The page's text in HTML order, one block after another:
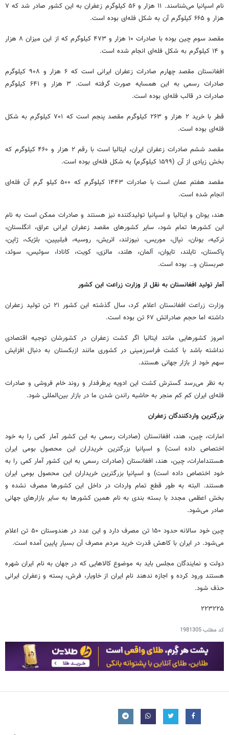
نام اسپانیا می‌شناسند. ۱۱ هزار و ۵۶ کیلوگرم زعفران به این کشور صادر شد که ۷
هزار و ۶۶۵ کیلوگرم آن به شکل فله‌ای بوده است.
مقصد سوم چین بوده با صادرات ۱۰ هزار و ۴۷۳ کیلوگرم که از این میزان ۸ هزار
و ۱۴ کیلوگرم به شکل فله‌ای انجام شده است.
افغانستان مقصد چهارم صادرات زعفران ایرانی است که ۶ هزار و ۹۰۸ کیلوگرم
صادرات رسمی به این همسایه صورت گرفته است. ۳ هزار و ۶۴۱ کیلوگرم
صادرات در قالب فله‌ای بوده است.
قطر با خرید ۲ هزار و ۲۶۳ کیلوگرم مقصد پنجم است که ۷۰۱ کیلوگرم به شکل
فله‌ای بوده است.
مقصد ششم صادرات زعفران ایران، ایتالیا است با رقم ۲ هزار و ۴۶۰ کیلوگرم که
بخش زیادی از آن (۱۵۹۹ کیلوگرم) به شکل فله‌ای بوده است.
مقصد هفتم عمان است با صادرات ۱۴۴۳ کیلوگرم که ۵۰۰ کیلو گرم آن فله‌ای
انجام شده است.
هند، یونان و ایتالیا و اسپانیا تولیدکننده نیز هستند و صادرات ممکن است به نام
این کشورها تمام شود، سایر کشورهای مقصد زعفران ایرانی عراق، انگلستان،
ترکیه، یونان، نپال، موریس، نیوزلند، اتریش، روسیه، فیلیپین، بلژیک، ژاپن،
پاکستان، تایلند، تایوان، آلمان، هلند، مالزی، کویت، کانادا، سوئیس، سوئد،
صربستان و… بوده است.
آمار تولید افغانستان به نقل از وزارت زراعت این کشور
وزارت زراعت افغانستان اعلام کرد، سال گذشته این کشور ۲۱ تن تولید زعفران
داشته اما حجم صادراتش ۶۷ تن بوده است.
امروز کشورهایی مانند ایتالیا اگر کشت زعفران در کشورشان توجیه اقتصادی
نداشته باشد با کشت فراسرزمینی در کشوری مانند ازبکستان به دنبال افزایش
سهم خود از بازار جهانی هستند.
به نظر می‌رسد گسترش کشت این ادویه پرطرفدار و روند خام فروشی و صادرات
فله‌ای ایران کم کم منجر به حاشیه راندن شدن ما در بازار بین‌المللی شود.
بزرگترین واردکنندگان زعفران
امارات، چین، هند، افغانستان (صادرات رسمی به این کشور آمار کمی را به خود
اختصاص داده است) و اسپانیا بزرگترین خریداران این محصول بومی ایران
هستندامارات، چین، هند، افغانستان (صادرات رسمی به این کشور آمار کمی را به
خود اختصاص داده است) و اسپانیا بزرگترین خریداران این محصول بومی ایران
هستند. البته به طور قطع تمام واردات در داخل این کشورها مصرف نشده و
بخش اعظمی مجدد با بسته بندی به نام همین کشورها به سایر بازارهای جهانی
صادر می‌شود.
چین خود سالانه حدود ۱۵۰ تن مصرف دارد و این عدد در هندوستان ۵۰ تن اعلام
می‌شود. در ایران با کاهش قدرت خرید مردم مصرف آن بسیار پایین آمده است.
دولت و نمایندگان مجلس باید به موضوع کالاهایی که در جهان به نام ایران شهره
هستند ورود کرده و اجازه ندهند نام ایران از خاویار، فرش، پسته و زعفران ایرانی
حذف شود.
۲۲۳۲۲۵
کد مطلب1981305